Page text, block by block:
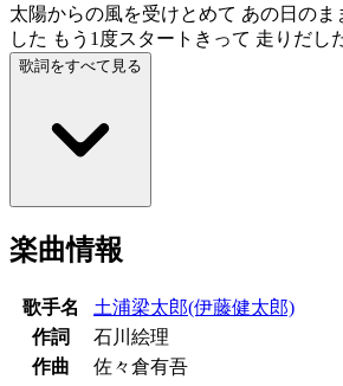
太陽からの風を受けとめて あの日の
した もう1度スタートきって 走りだし
歌詞をすべて見る
楽曲情報
歌手名
土浦梁太郎(伊藤健太郎)
作詞
石川絵理
作曲
佐々倉有吾